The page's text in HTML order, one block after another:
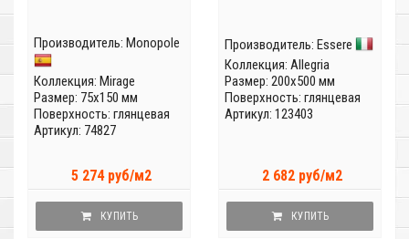
Производитель: Monopole
Коллекция: Mirage
Размер: 75x150 мм
Поверхность: глянцевая
Артикул: 74827
5 274 руб/м2
КУПИТЬ
Производитель: Essere
Коллекция: Allegria
Размер: 200x500 мм
Поверхность: глянцевая
Артикул: 123403
2 682 руб/м2
КУПИТЬ